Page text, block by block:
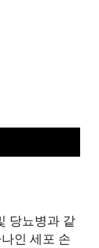
당뇨병과 같
인 세포 손